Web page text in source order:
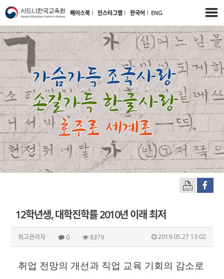
페이스북 l 인스타그램 l 한국어 l ENG
12학년생, 대학진학률 2010년 이래 최저
최고관리자 0 8379 2019.05.27 13:02
취업 전망의 개선과 직업 교육 기회의 감소로